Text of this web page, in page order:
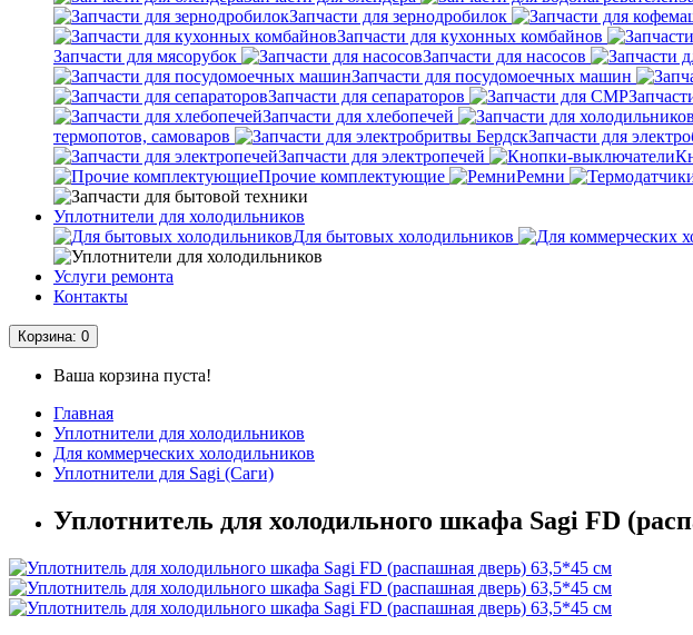
Запчасти для зернодробилок
Запчасти для кухонных комбайнов
Запчасти для мясорубок
Запчасти для насосов
Запчасти для посудомоечных машин
Запчасти для сепараторов
Запчасти для хлебопечей
термопотов, самоваров
Запчасти для
Запчасти для электропечей
Прочие комплектующие
Ремни
Уплотнители для холодильников
Для бытовых холодильников
Услуги ремонта
Контакты
Корзина: 0
Ваша корзина пуста!
Главная
Уплотнители для холодильников
Для коммерческих холодильников
Уплотнители для Sagi (Саги)
Уплотнитель для холодильного шкафа Sagi FD